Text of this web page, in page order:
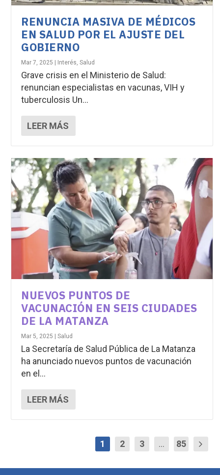
RENUNCIA MASIVA DE MÉDICOS
EN SALUD POR EL AJUSTE DEL
GOBIERNO
Mar 7, 2025 Interés,Salud
Grave crisis en el Ministerio de Salud:
renuncian especialistas en vacunas, VIH y
tuberculosis Un...
LEER MÁS
NUEVOS PUNTOS DE
VACUNACIÓN EN SEIS CIUDADES
DE LA MATANZA
Mar 5, 2025 |Salud
La Secretaría de Salud Pública de La Matanza
ha anunciado nuevos puntos de vacunación
en el...
LEER MÁS
1 2 3 ... 85